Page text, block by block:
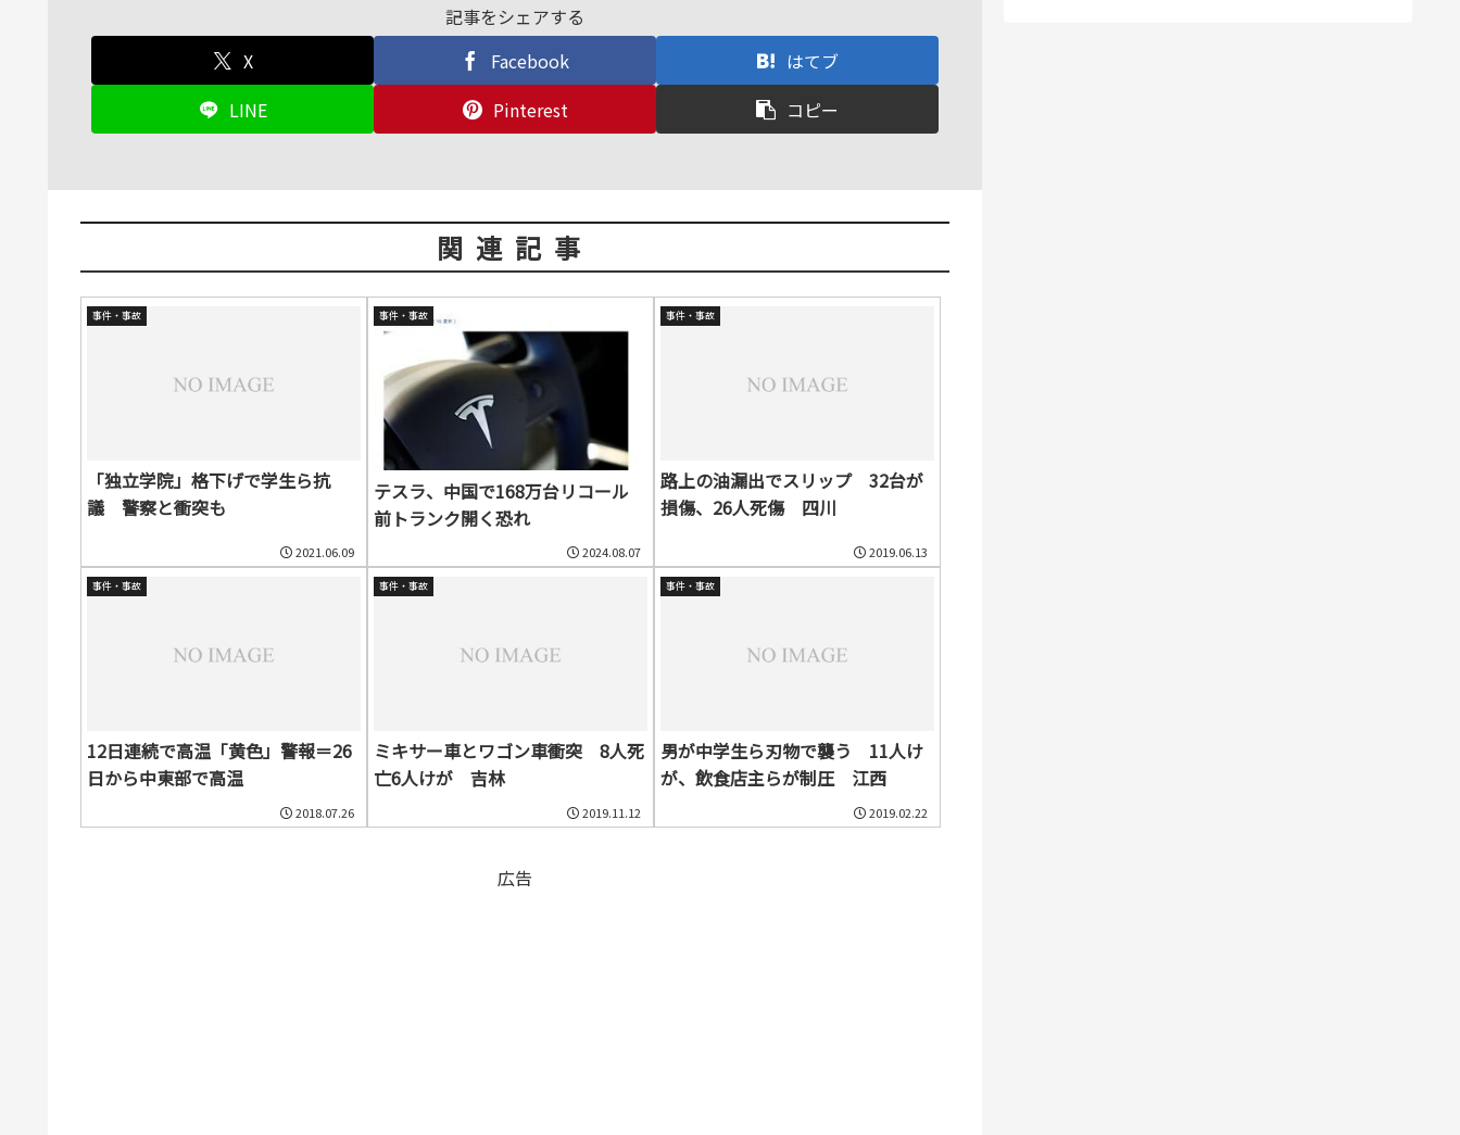
記事をシェアする
X
Facebook
はてブ
LINE
Pinterest コピー
関連記事
事件・事故
「独立学院」格下げで学生ら抗
議 警察と衝突も
2021.06.09
事件・事故
テスラ、中国で168万台リコール
前トランク開く恐れ
2024.08.07
事件・事故
路上の油漏出でスリップ 32台が
損傷、26人死傷 四川
2019.06.13
事件・事故
12日連続で高温「黄色」警報＝26
日から中東部で高温
2018.07.26
事件・事故
ミキサー車とワゴン車衝突 8人死
亡6人けが 吉林
2019.11.12
事件・事故
男が中学生ら刃物で襲う 11人け
が、飲食店主らが制圧 江西
2019.02.22
広告